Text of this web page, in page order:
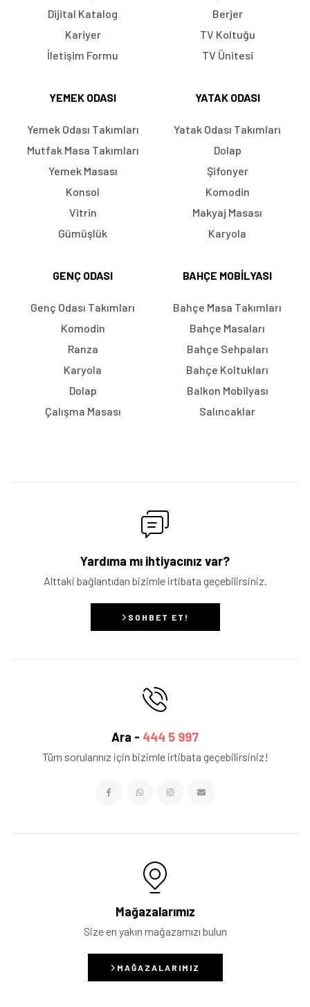
Dijital Katalog
Kariyer
İletişim Formu
Berjer
TV Koltuğu
TV Ünitesi
YEMEK ODASI
Yemek Odası Takımları
Mutfak Masa Takımları
Yemek Masası
Konsol
Vitrin
Gümüşlük
YATAK ODASI
Yatak Odası Takımları
Dolap
Şifonyer
Komodin
Makyaj Masası
Karyola
GENÇ ODASI
Genç Odası Takımları
Komodin
Ranza
Karyola
Dolap
Çalışma Masası
BAHÇE MOBILYASI
Bahçe Masa Takımları
Bahçe Masaları
Bahçe Sehpaları
Bahçe Koltukları
Balkon Mobilyası
Salıncaklar
Yardıma mı ihtiyacınız var?
Alttaki bağlantıdan bizimle irtibata geçebilirsiniz.
SOHBET ET!
Ara - 444 5 997
Tüm sorularınız için bizimle irtibata geçebilirsiniz!
Mağazalarımız
Size en yakın mağazamızı bulun
MAĞAZALARIMIZ